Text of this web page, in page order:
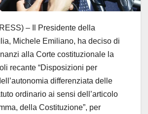
– Il Presidente della
Michele Emiliano, ha deciso di
alla Corte costituzionale la
recante “Disposizioni per
differenziata delle
ordinario ai sensi dell’articolo
della Costituzione”, per